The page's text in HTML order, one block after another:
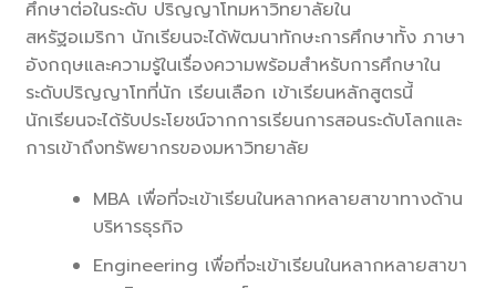
ศึกษาต่อในระดับ ปริญญาโทมหาวิทยาลัยใน
สหรัฐอเมริกา นักเรียนจะได้พัฒนาทักษะการศึกษาทั้ง ภาษา
อังกฤษและความรู้ในเรื่องความพร้อมสำหรับการศึกษาใน
ระดับปริญญาโทที่นัก เรียนเลือก เข้าเรียนหลักสูตรนี้
นักเรียนจะได้รับประโยชน์จากการเรียนการสอนระดับโลกและ
การเข้าถึงทรัพยากรของมหาวิทยาลัย
MBA เพื่อที่จะเข้าเรียนในหลากหลายสาขาทางด้าน
บริหารธุรกิจ
Engineering เพื่อที่จะเข้าเรียนในหลากหลายสาขา